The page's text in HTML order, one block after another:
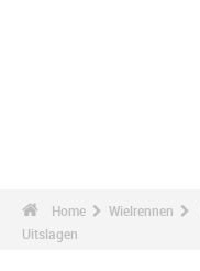
Home Wielrennen
Uitslagen